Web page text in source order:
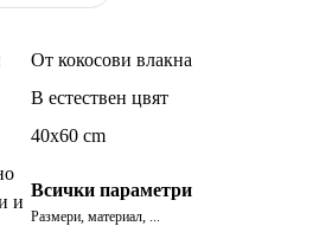
и
От кокосови влакна
В естествен цвят
40x60 cm
Всички параметри
Размери, материал, ...